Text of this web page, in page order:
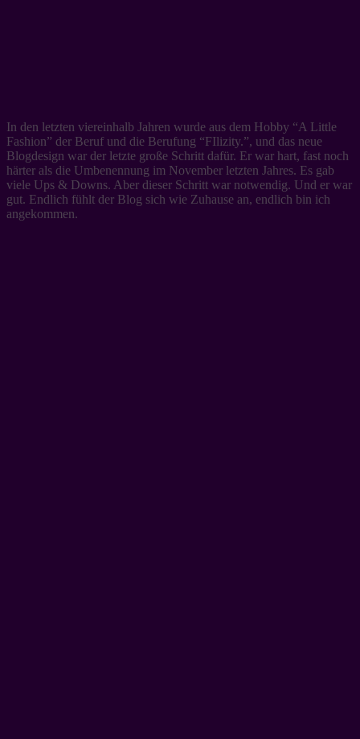
In den letzten viereinhalb Jahren wurde aus dem Hobby “A Little
Fashion” der Beruf und die Berufung “FIlizity.”, und das neue
Blogdesign war der letzte große Schritt dafür. Er war hart, fast noch
härter als die Umbenennung im November letzten Jahres. Es gab
viele Ups & Downs. Aber dieser Schritt war notwendig. Und er war
gut. Endlich fühlt der Blog sich wie Zuhause an, endlich bin ich
angekommen.